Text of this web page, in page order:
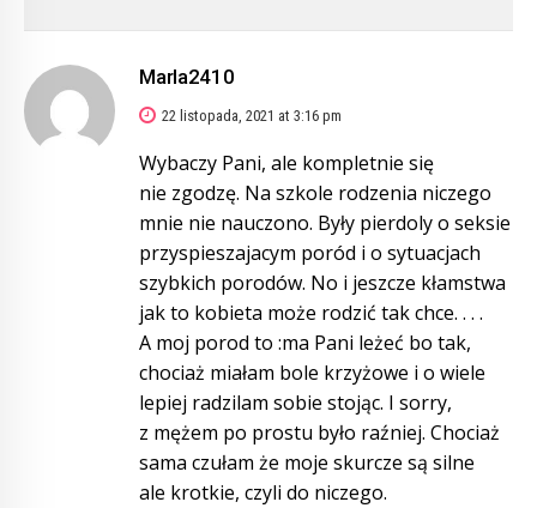
Marla2410
22 listopada, 2021 at 3:16 pm
Wybaczy Pani, ale kompletnie się
nie zgodzę. Na szkole rodzenia niczego
mnie nie nauczono. Były pierdoly o seksie
przyspieszajacym poród i o sytuacjach
szybkich porodów. No i jeszcze kłamstwa
jak to kobieta może rodzić tak chce. . . .
A moj porod to :ma Pani leżeć bo tak,
chociaż miałam bole krzyżowe i o wiele
lepiej radzilam sobie stojąc. I sorry,
z mężem po prostu było raźniej. Chociaż
sama czułam że moje skurcze są silne
ale krotkie, czyli do niczego.